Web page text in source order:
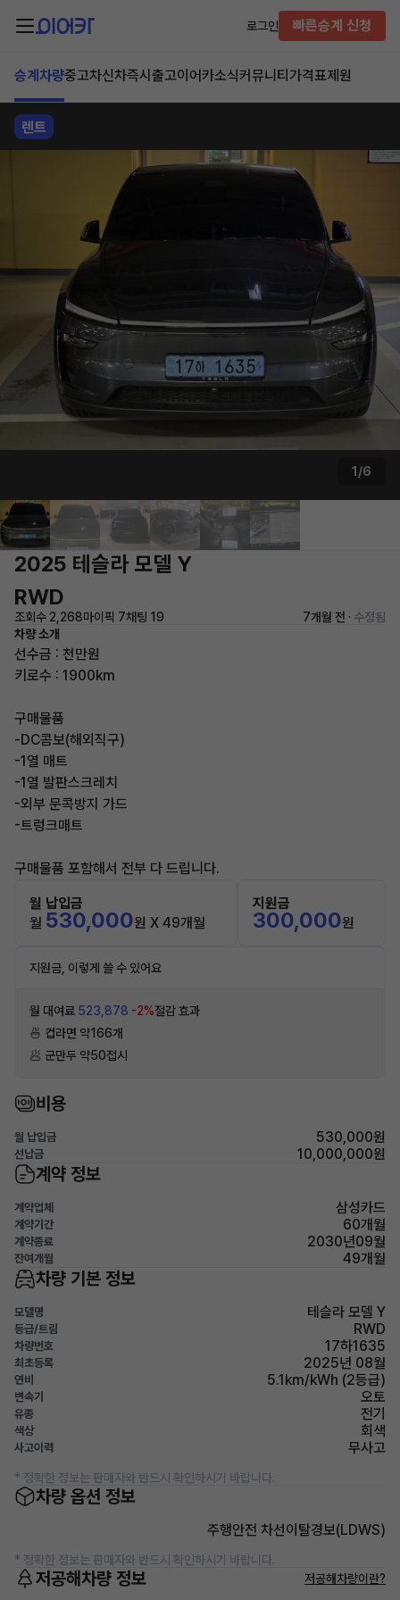
로그인 빠른승계 신청
승계차량중고차신차즉시출고이어카소식커뮤니티 가격표제원
렌트
1/6
2025 테슬라 모델 Y
RWD
조회수 2,268마이픽 7채팅 19 7개월 전 · 수정됨
차량 소개
선수금 : 천만원
키로수 : 1900km
구매물품
-DC콤보(해외직구)
-1열 매트
-1열 발판스크레치
-외부 문콕방지 가드
-트렁크매트
구매물품 포함해서 전부 다 드립니다.
월 납입금
월 530,000원 X 49개월
지원금
300,000원
지원금, 이렇게 쓸 수 있어요
월 대여료 523,878 -2%절감 효과
🍜 컵라면 약166개
🥟 군만두 약50접시
비용
월 납입금 530,000원
선납금 10,000,000원
계약 정보
계약업체 삼성카드
계약기간 60개월
계약종료 2030년09월
잔여개월 49개월
차량 기본 정보
모델명 테슬라 모델 Y
등급/트림 RWD
차량번호 17하1635
최초등록 2025년 08월
연비 5.1km/kWh (2등급)
변속기 오토
유종 전기
색상 회색
사고이력 무사고
* 정확한 정보는 판매자와 반드시 확인하시기 바랍니다.
차량 옵션 정보
주행안전 차선이탈경보(LDWS)
* 정확한 정보는 판매자와 반드시 확인하시기 바랍니다.
저공해차량 정보 저공해차량이란?